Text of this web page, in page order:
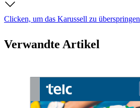
Clicken, um das Karussell zu überspringen
Verwandte Artikel